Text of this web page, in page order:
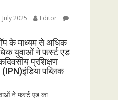
July 2025
Editor
के माध्यम से अधिक
युवाओं ने फर्स्ट एड
प्रशिक्षण
पब्लिक
ने फर्स्ट एड का